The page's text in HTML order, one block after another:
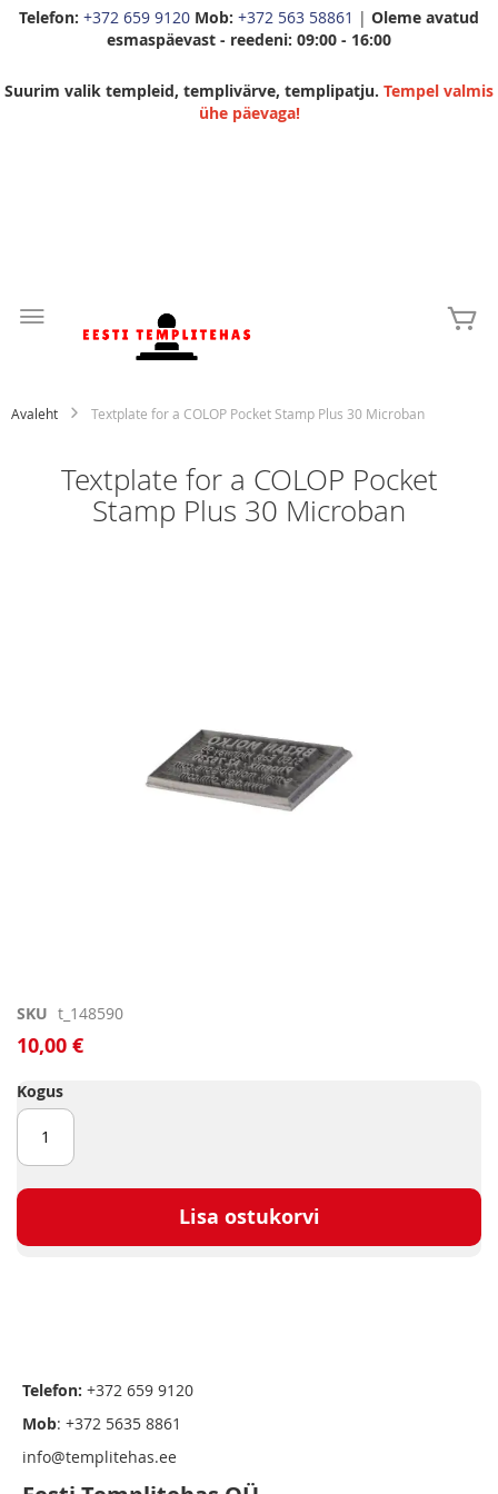
Telefon: +372 659 9120 Mob: +372 563 58861 | Oleme avatud
esmaspäevast - reedeni: 09:00 - 16:00
Suurim valik templeid, templivärve, templipatju. Tempel valmis
ühe päevaga!
Content
Avaleht Textplate for a COLOP Pocket Stamp Plus 30 Microban
Textplate for a COLOP Pocket
Stamp Plus 30 Microban
Skip
to
the
of
the
images
gallery
SKU t_148590
10,00 €
Kogus
Lisa ostukorvi
Telefon: +372 659 9120
Mob: +372 5635 8861
info@templitehas.ee